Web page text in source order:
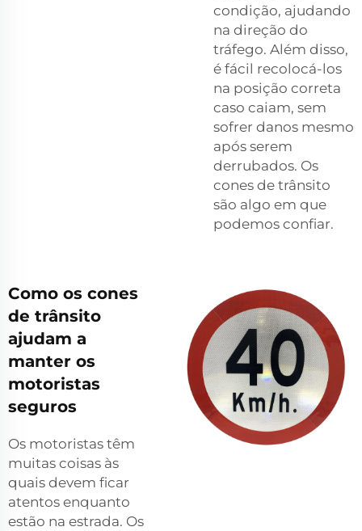
condição, ajudando
na direção do
tráfego. Além disso,
é fácil recolocá-los
na posição correta
caso caiam, sem
sofrer danos mesmo
após serem
derrubados. Os
cones de trânsito
são algo em que
podemos confiar.
Como os cones
de trânsito
ajudam a
manter os
motoristas
seguros
Os motoristas têm
muitas coisas às
quais devem ficar
atentos enquanto
estão na estrada. Os